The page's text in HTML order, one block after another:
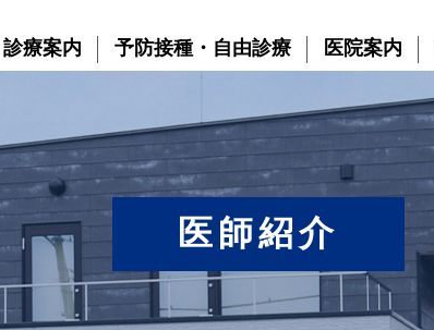
診療案内 予防接種・自由診療 医院案内
医師紹介